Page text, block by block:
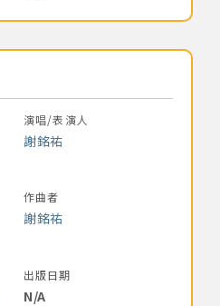
演唱/表演人
謝銘祐
作曲者
謝銘祐
出版日期
N/A